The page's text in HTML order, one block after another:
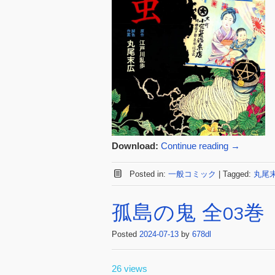
Download: Continue reading →
Posted in: 一般コミック Tagged: 丸尾
孤島の鬼 全03巻
Posted 2024-07-13 by 678dl
26 views